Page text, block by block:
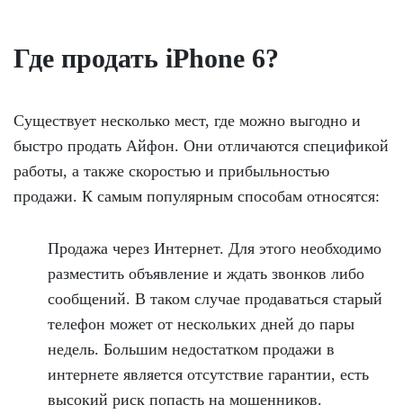
Где продать iPhone 6?
Существует несколько мест, где можно выгодно и
быстро продать Айфон. Они отличаются спецификой
работы, а также скоростью и прибыльностью
продажи. К самым популярным способам относятся:
Продажа через Интернет. Для этого необходимо
разместить объявление и ждать звонков либо
сообщений. В таком случае продаваться старый
телефон может от нескольких дней до пары
недель. Большим недостатком продажи в
интернете является отсутствие гарантии, есть
высокий риск попасть на мошенников.